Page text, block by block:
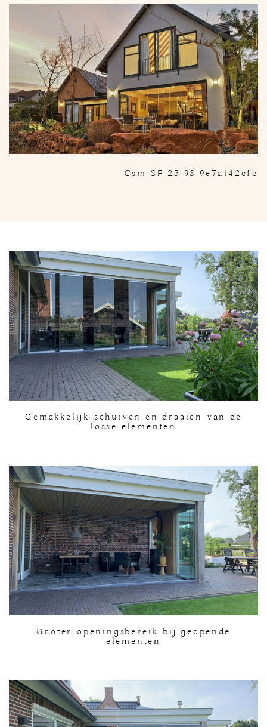
Csm SF 25 93 9e7a142cfc
Gemakkelijk schuiven en draaien van de
losse elementen
Groter openingsbereik bij geopende
elementen